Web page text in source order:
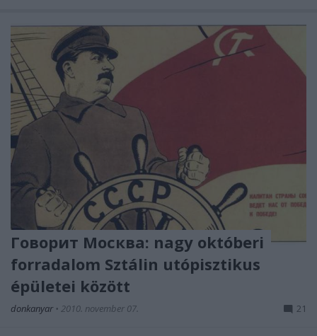
Говорит Москва: nagy októberi
forradalom Sztálin utópisztikus
épületei között
donkanyar • 2010. november 07. 21